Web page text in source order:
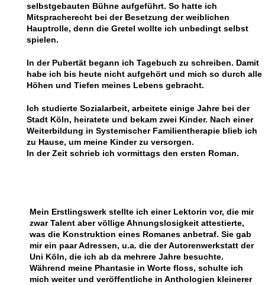
selbstgebauten Bühne aufgeführt. So hatte ich
Mitspracherecht bei der Besetzung der weiblichen
Hauptrolle, denn die Gretel wollte ich unbedingt selbst
spielen.
In der Pubertät begann ich Tagebuch zu schreiben. Damit
habe ich bis heute nicht aufgehört und mich so durch alle
Höhen und Tiefen meines Lebens gebracht.
Ich studierte Sozialarbeit, arbeitete einige Jahre bei der
Stadt Köln, heiratete und bekam zwei Kinder. Nach einer
Weiterbildung in Systemischer Familientherapie blieb ich
zu Hause, um meine Kinder zu versorgen.
In der Zeit schrieb ich vormittags den ersten Roman.
Mein Erstlingswerk stellte ich einer Lektorin vor, die mir
zwar Talent aber völlige Ahnungslosigkeit attestierte,
was die Konstruktion eines Romanes anbetraf. Sie gab
mir ein paar Adressen, u.a. die der Autorenwerkstatt der
Uni Köln, die ich ab da mehrere Jahre besuchte.
Während meine Phantasie in Worte floss, schulte ich
mich weiter und veröffentliche in Anthologien kleinerer